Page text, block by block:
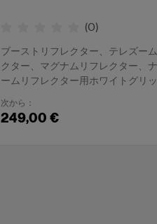
(0)
ブーストリフレクター、テレズー
クター、マグナムリフレクター、
ームリフレクター用ホワイトグリ
次から：
249,00 €